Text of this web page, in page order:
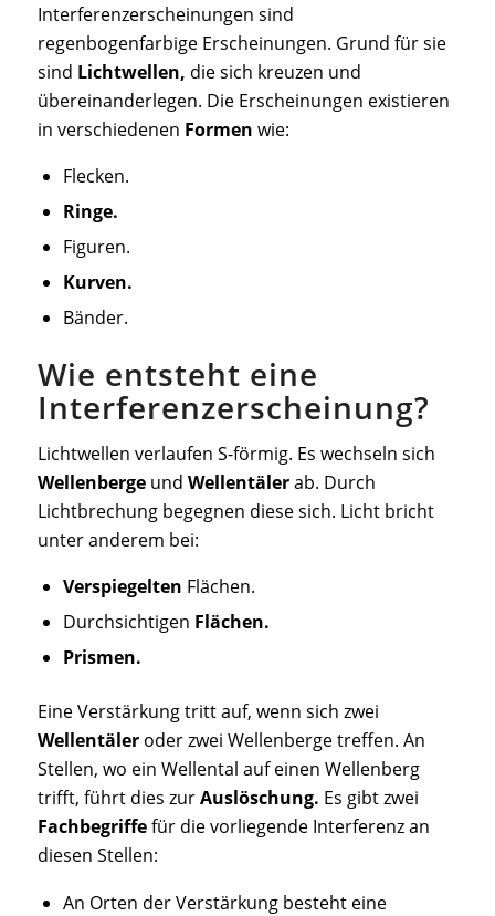
Interferenzerscheinungen sind
regenbogenfarbige Erscheinungen. Grund für sie
sind Lichtwellen, die sich kreuzen und
übereinanderlegen. Die Erscheinungen existieren
in verschiedenen Formen wie:
Flecken.
Ringe.
Figuren.
Kurven.
Bänder.
Wie entsteht eine
Interferenzerscheinung?
Lichtwellen verlaufen S-förmig. Es wechseln sich
Wellenbergeund Wellentälerab. Durch
Lichtbrechung begegnen diese sich. Licht bricht
unter anderem bei:
Verspiegelten Flächen.
Durchsichtigen Flächen.
Prismen.
Eine Verstärkung tritt auf, wenn sich zwei
Wellentäleroder zwei Wellenberge treffen. An
Stellen, wo ein Wellental auf einen Wellenberg
trifft, führt dies zurAuslöschung. Es gibt zwei
Fachbegriffefür die vorliegende Interferenz an
diesen Stellen:
An Orten der Verstärkung besteht eine